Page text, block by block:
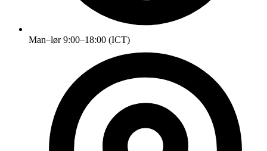
Man–lør 9:00–18:00 (ICT)